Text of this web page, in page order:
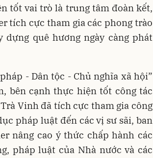
tốt vai trò là trung tâm đoàn kết,
tích cực tham gia các phong trào
quê hương ngày càng phát
- Dân tộc - Chủ nghĩa xã hội”
bên cạnh thực hiện tốt công tác
Vinh đã tích cực tham gia công
pháp luật đến các vị sư sãi, ban
nâng cao ý thức chấp hành các
pháp luật của Nhà nước và các